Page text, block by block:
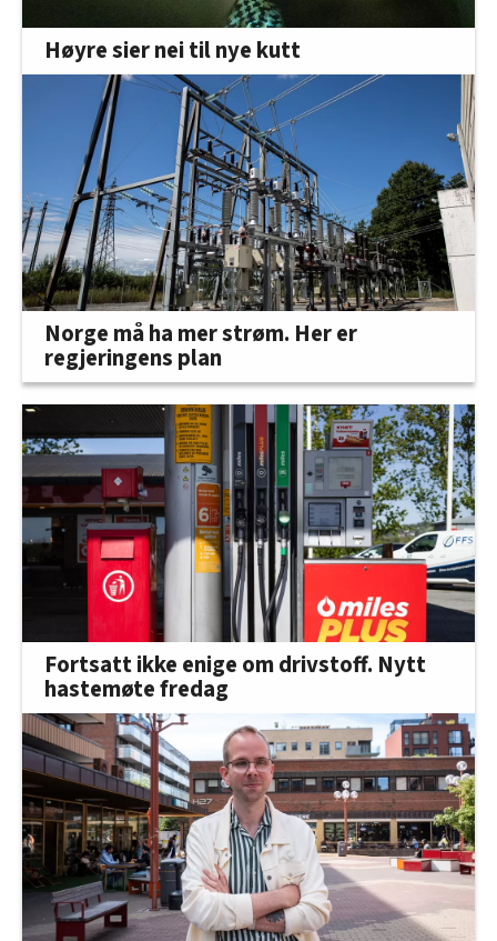
Høyre sier nei til nye kutt
Norge må ha mer strøm. Her er
regjeringens plan
Fortsatt ikke enige om drivstoff. Nytt
hastemøte fredag